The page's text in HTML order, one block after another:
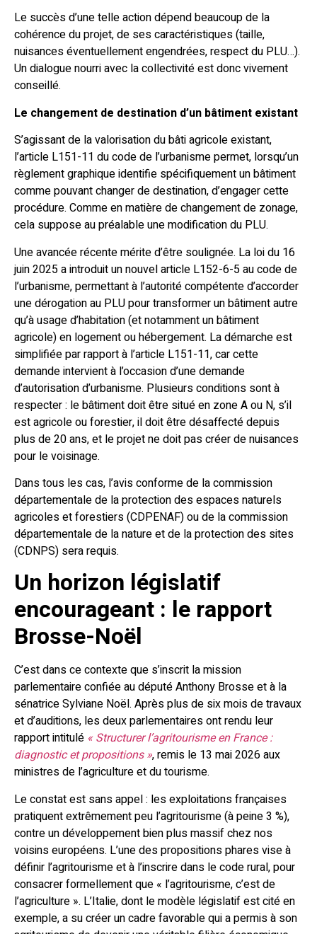
Le succès d’une telle action dépend beaucoup de la
cohérence du projet, de ses caractéristiques (taille,
nuisances éventuellement engendrées, respect du PLU…).
Un dialogue nourri avec la collectivité est donc vivement
conseillé.
Le changement de destination d’un bâtiment existant
S’agissant de la valorisation du bâti agricole existant,
l’article L151-11 du code de l’urbanisme permet, lorsqu’un
règlement graphique identifie spécifiquement un bâtiment
comme pouvant changer de destination, d’engager cette
procédure. Comme en matière de changement de zonage,
cela suppose au préalable une modification du PLU.
Une avancée récente mérite d’être soulignée. La loi du 16
juin 2025 a introduit un nouvel article L152-6-5 au code de
l’urbanisme, permettant à l’autorité compétente d’accorder
une dérogation au PLU pour transformer un bâtiment autre
qu’à usage d’habitation (et notamment un bâtiment
agricole) en logement ou hébergement. La démarche est
simplifiée par rapport à l’article L151-11, car cette
demande intervient à l’occasion d’une demande
d’autorisation d’urbanisme. Plusieurs conditions sont à
respecter : le bâtiment doit être situé en zone A ou N, s’il
est agricole ou forestier, il doit être désaffecté depuis
plus de 20 ans, et le projet ne doit pas créer de nuisances
pour le voisinage.
Dans tous les cas, l’avis conforme de la commission
départementale de la protection des espaces naturels
agricoles et forestiers (CDPENAF) ou de la commission
départementale de la nature et de la protection des sites
(CDNPS) sera requis.
Un horizon législatif
encourageant : le rapport
Brosse-Noël
C’est dans ce contexte que s’inscrit la mission
parlementaire confiée au député Anthony Brosse et à la
sénatrice Sylviane Noël. Après plus de six mois de travaux
et d’auditions, les deux parlementaires ont rendu leur
rapport intitulé « Structurer l’agritourisme en France :
diagnostic et propositions », remis le 13 mai 2026 aux
ministres de l’agriculture et du tourisme.
Le constat est sans appel : les exploitations françaises
pratiquent extrêmement peu l’agritourisme (à peine 3 %),
contre un développement bien plus massif chez nos
voisins européens. L’une des propositions phares vise à
définir l’agritourisme et à l’inscrire dans le code rural, pour
consacrer formellement que « l’agritourisme, c’est de
l’agriculture ». L’Italie, dont le modèle législatif est cité en
exemple, a su créer un cadre favorable qui a permis à son